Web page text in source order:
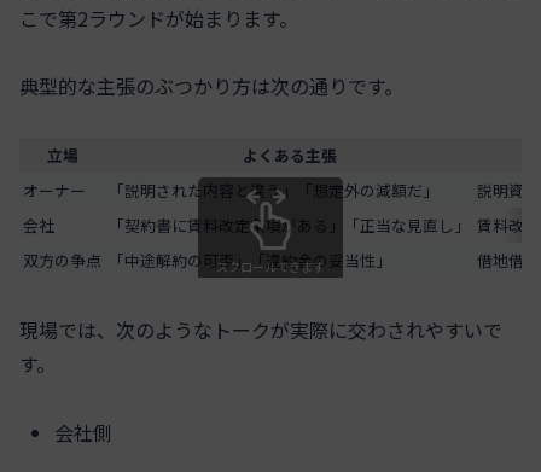
こで第2ラウンドが始まります。
典型的な主張のぶつかり方は次の通りです。
立場
よくある主張
オーナー
「説明された内容と違う」「想定外の減額だ」
説明資
会社
「契約書に賃料改定条項がある」「正当な見直し」
賃料改
双方の争点
「中途解約の可否」「違約金の妥当性」 借地借
スクロールできます
現場では、次のようなトークが実際に交わされやすいで
す。
会社側